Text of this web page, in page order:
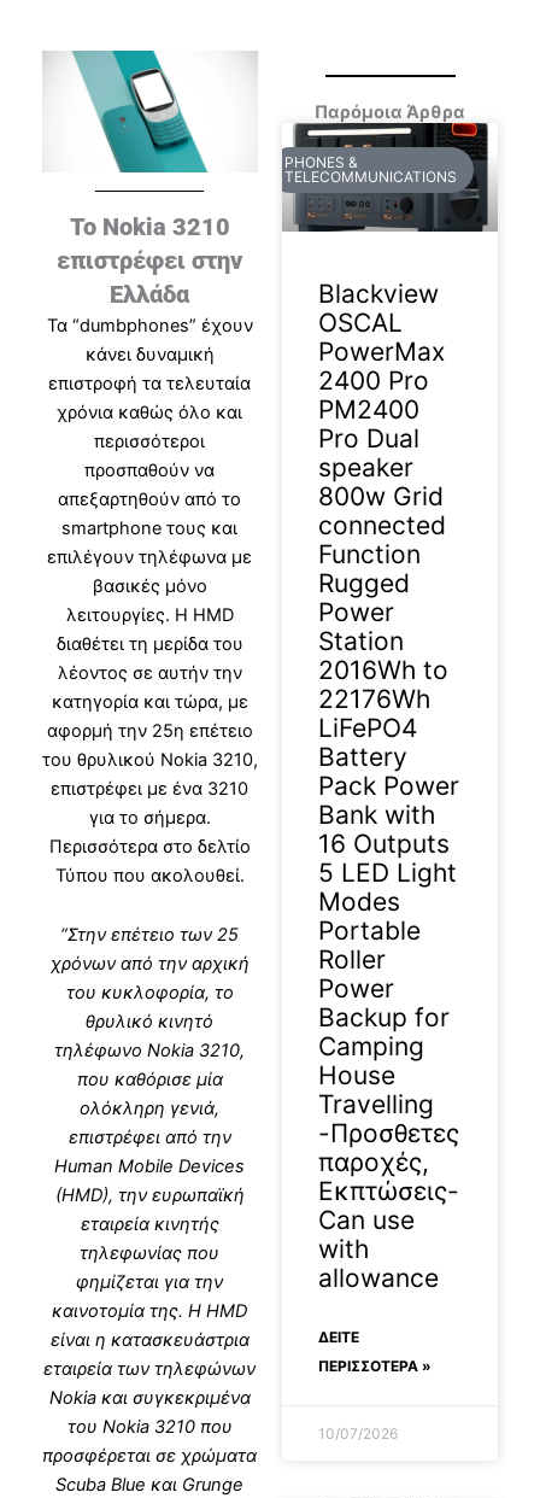
Το Nokia 3210
επιστρέφει στην
Ελλάδα
Τα “dumbphones” έχουν
κάνει δυναμική
επιστροφή τα τελευταία
χρόνια καθώς όλο και
περισσότεροι
προσπαθούν να
απεξαρτηθούν από το
smartphone τους και
επιλέγουν τηλέφωνα με
βασικές μόνο
λειτουργίες. Η HMD
διαθέτει τη μερίδα του
λέοντος σε αυτήν την
κατηγορία και τώρα, με
αφορμή την 25η επέτειο
του θρυλικού Nokia 3210,
επιστρέφει με ένα 3210
για το σήμερα.
Περισσότερα στο δελτίο
Τύπου που ακολουθεί.
“Στην επέτειο των 25
χρόνων από την αρχική
του κυκλοφορία, το
θρυλικό κινητό
τηλέφωνο Nokia 3210,
που καθόρισε μία
ολόκληρη γενιά,
επιστρέφει από την
Human Mobile Devices
(HMD), την ευρωπαϊκή
εταιρεία κινητής
τηλεφωνίας που
φημίζεται για την
καινοτομία της. Η HMD
είναι η κατασκευάστρια
εταιρεία των τηλεφώνων
Nokia και συγκεκριμένα
του Nokia 3210 που
προσφέρεται σε χρώματα
Scuba Blue και Grunge
Παρόμοια Άρθρα
PHONES &
TELECOMMUNICATIONS
Blackview
OSCAL
PowerMax
2400 Pro
PM2400
Pro Dual
speaker
800w Grid
connected
Function
Rugged
Power
Station
2016Wh to
22176Wh
LiFePO4
Battery
Pack Power
Bank with
16 Outputs
5 LED Light
Modes
Portable
Roller
Power
Backup for
Camping
House
Travelling
-Προσθετες
παροχές,
Εκπτώσεις-
Can use
with
allowance
ΔΕΊΤΕ
ΠΕΡΙΣΣΟΤΕΡΑ »
10/07/2026